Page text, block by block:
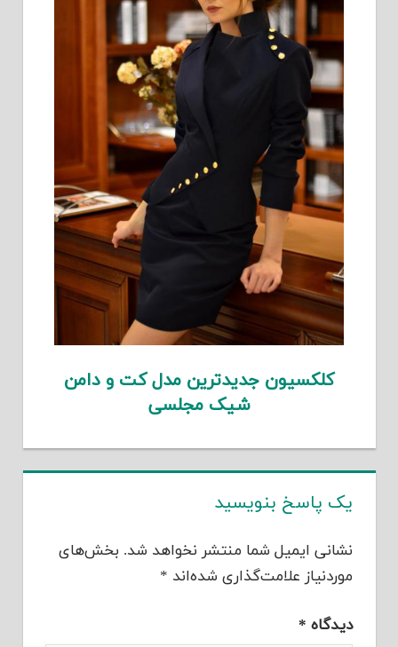
کلکسیون جدیدترین مدل کت و دامن
شیک مجلسی
یک پاسخ بنویسید
نشانی ایمیل شما منتشر نخواهد شد. بخش‌های
موردنیاز علامت‌گذاری شده‌اند *
دیدگاه *